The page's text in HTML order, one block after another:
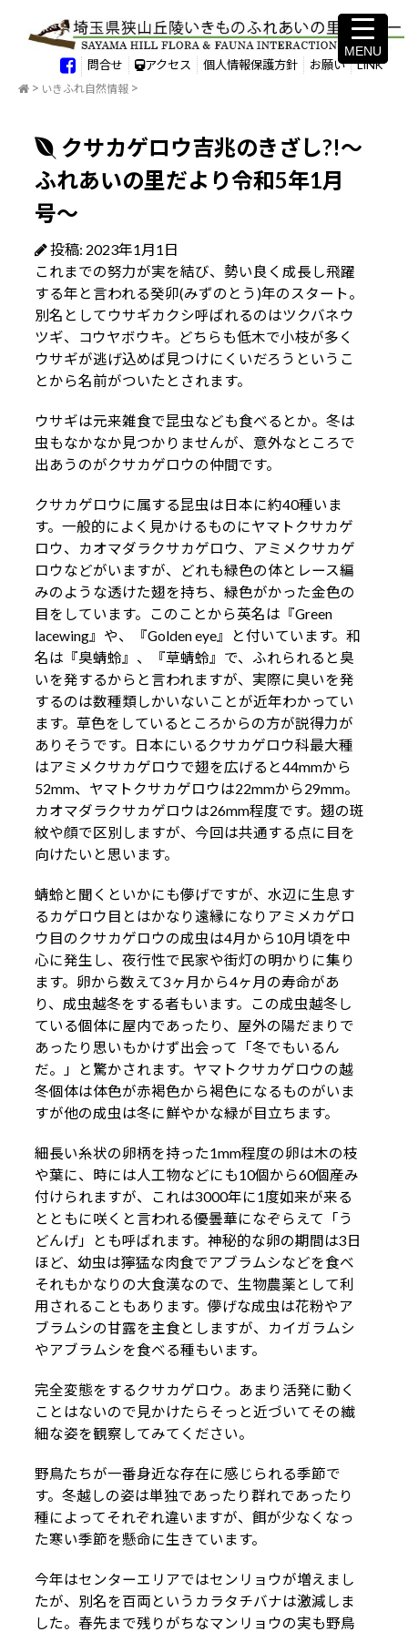
問合せ アクセス 個人情報保護方針 お願い LINK
いきふれ自然情報
クサカゲロウ吉兆のきざし?!～
ふれあいの里だより令和5年1月
号～
投稿: 2023年1月1日
これまでの努力が実を結び、勢い良く成長し飛躍
する年と言われる癸卯(みずのとう)年のスタート。
別名としてウサギカクシ呼ばれるのはツクバネウ
ツギ、コウヤボウキ。どちらも低木で小枝が多く
ウサギが逃げ込めば見つけにくいだろうというこ
とから名前がついたとされます。
ウサギは元来雑食で昆虫なども食べるとか。冬は
虫もなかなか見つかりませんが、意外なところで
出あうのがクサカゲロウの仲間です。
クサカゲロウに属する昆虫は日本に約40種いま
す。一般的によく見かけるものにヤマトクサカゲ
ロウ、カオマダラクサカゲロウ、アミメクサカゲ
ロウなどがいますが、どれも緑色の体とレース編
みのような透けた翅を持ち、緑色がかった金色の
目をしています。このことから英名は『Green
lacewing』や、『Golden eye』と付いています。和
名は『臭蜻蛉』、『草蜻蛉』で、ふれられると臭
いを発するからと言われますが、実際に臭いを発
するのは数種類しかいないことが近年わかってい
ます。草色をしているところからの方が説得力が
ありそうです。日本にいるクサカゲロウ科最大種
はアミメクサカゲロウで翅を広げると44mmから
52mm、ヤマトクサカゲロウは22mmから29mm。
カオマダラクサカゲロウは26mm程度です。翅の斑
紋や顔で区別しますが、今回は共通する点に目を
向けたいと思います。
蜻蛉と聞くといかにも儚げですが、水辺に生息す
るカゲロウ目とはかなり遠縁になりアミメカゲロ
ウ目のクサカゲロウの成虫は4月から10月頃を中
心に発生し、夜行性で民家や街灯の明かりに集り
ます。卵から数えて3ヶ月から4ヶ月の寿命があ
り、成虫越冬をする者もいます。この成虫越冬し
ている個体に屋内であったり、屋外の陽だまりで
あったり思いもかけず出会って「冬でもいるん
だ。」と驚かされます。ヤマトクサカゲロウの越
冬個体は体色が赤褐色から褐色になるものがいま
すが他の成虫は冬に鮮やかな緑が目立ちます。
細長い糸状の卵柄を持った1mm程度の卵は木の枝
や葉に、時には人工物などにも10個から60個産み
付けられますが、これは3000年に1度如来が来る
とともに咲くと言われる優曇華になぞらえて「う
どんげ」とも呼ばれます。神秘的な卵の期間は3日
ほど、幼虫は獰猛な肉食でアブラムシなどを食べ
それもかなりの大食漢なので、生物農薬として利
用されることもあります。儚げな成虫は花粉やア
ブラムシの甘露を主食としますが、カイガラムシ
やアブラムシを食べる種もいます。
完全変態をするクサカゲロウ。あまり活発に動く
ことはないので見かけたらそっと近づいてその繊
細な姿を観察してみてください。
野鳥たちが一番身近な存在に感じられる季節で
す。冬越しの姿は単独であったり群れであったり
種によってそれぞれ違いますが、餌が少なくなっ
た寒い季節を懸命に生きています。
今年はセンターエリアではセンリョウが増えまし
たが、別名を百両というカラタチバナは激減しま
した。春先まで残りがちなマンリョウの実も野鳥
MENU
MENU